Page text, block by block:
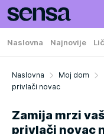
Naslovna Najnovije
Naslovna Moj dom
privlači novac
Zamija mrzi
privlači novac